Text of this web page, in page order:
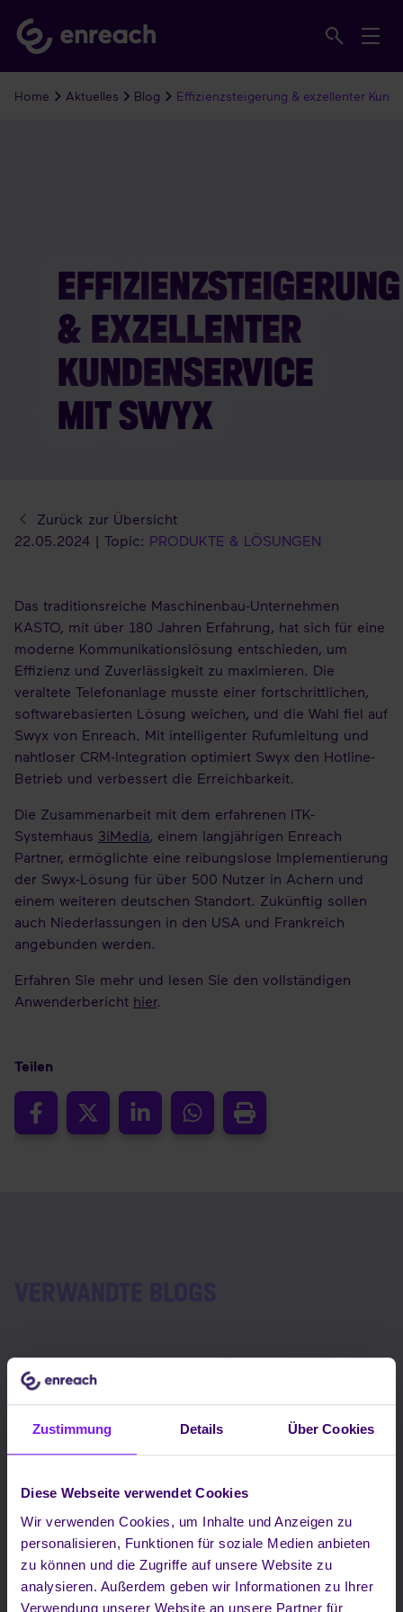
Zustimmung Details Über Cookies
Diese Webseite verwendet Cookies
Wir verwenden Cookies, um Inhalte und Anzeigen zu
personalisieren, Funktionen für soziale Medien anbieten
zu können und die Zugriffe auf unsere Website zu
analysieren. Außerdem geben wir Informationen zu Ihrer
Verwendung unserer Website an unsere Partner für
Home Aktuelles Blog Effizienzsteigerung & exzellenter
EFFIZIENZSTEIGERUNG
& EXZELLENTER
KUNDENSERVICE
MIT SWYX
Zurück zur Übersicht
22.05.2024 | Topic: PRODUKTE & LÖSUNGEN
Das traditionsreiche Maschinenbau-Unternehmen
KASTO, mit über 180 Jahren Erfahrung, hat sich für eine
moderne Kommunikationslösung entschieden, um
Effizienz und Zuverlässigkeit zu maximieren. Die
veraltete Telefonanlage musste einer fortschrittlichen,
softwarebasierten Lösung weichen, und die Wahl fiel auf
Swyx von Enreach. Mit intelligenter Rufumleitung und
nahtloser CRM-Integration optimiert Swyx den Hotline-
Betrieb und verbessert die Erreichbarkeit.
Die Zusammenarbeit mit dem erfahrenen ITK-
Systemhaus 3iMedia, einem langjährigen Enreach
Partner, ermöglichte eine reibungslose Implementierung
der Swyx-Lösung für über 500 Nutzer in Achern und
einem weiteren deutschen Standort. Zukünftig sollen
auch Niederlassungen in den USA und Frankreich
angebunden werden.
Erfahren Sie mehr und lesen Sie den vollständigen
Anwenderbericht hier.
Teilen
Enreach Contact mit neuem QBoard